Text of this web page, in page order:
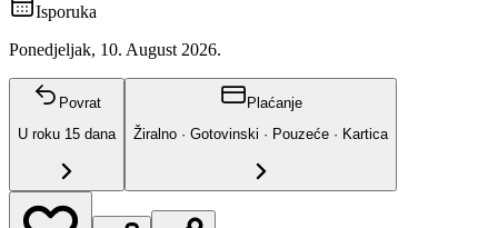
Isporuka
Ponedjeljak, 10. August 2026.
Povrat
U roku 15 dana
Plaćanje
Žiralno · Gotovinski · Pouzeće · Kartica